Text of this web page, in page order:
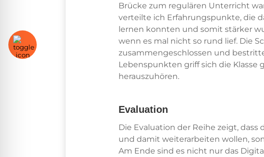
Brücke zum regulären Unterricht
verteilte ich Erfahrungspunkte, die
lernen konnten und somit stärker
wenn es mal nicht so rund lief. Die
zusammengeschlossen und
Lebenspunkten griff sich die Klasse
herauszuhören.
Evaluation
Die Evaluation der Reihe zeigt,
und damit weiterarbeiten wollen,
Am Ende sind es nicht nur das